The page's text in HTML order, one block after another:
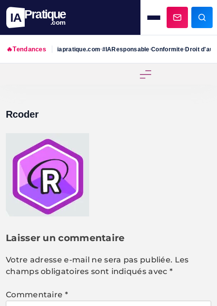
IA Pratique
.com
🔥Tendances iapratique.com•#IAResponsable•Conformite•Droit
Rcoder
Laisser un commentaire
Votre adresse e-mail ne sera pas publiée. Les
champs obligatoires sont indiqués avec *
Commentaire *